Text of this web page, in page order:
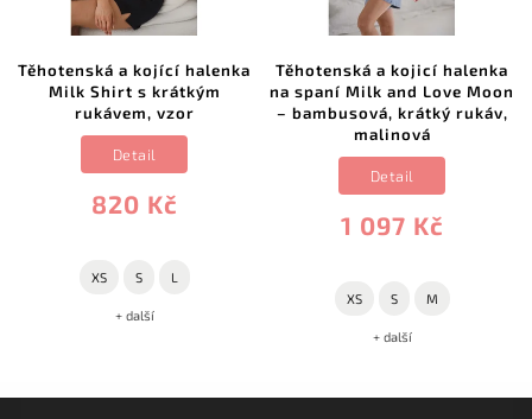
Těhotenská a kojící halenka
Milk Shirt s krátkým
rukávem, vzor
820 Kč
Detail
XS S L
+ další
Těhotenská a kojicí halenka
na spaní Milk and Love Moon
– bambusová, krátký rukáv,
malinová
1 097 Kč
Detail
XS S M
+ další